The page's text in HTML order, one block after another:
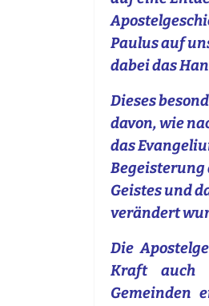
Paulus auf
dabei das
Dieses
davon, wie
das
Begeisterung
Geistes und
verändert
Die
Kraft auch
Gemeinden